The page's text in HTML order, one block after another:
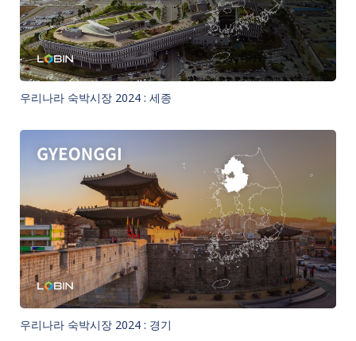
우리나라 숙박시장 2024 : 세종
우리나라 숙박시장 2024 : 경기